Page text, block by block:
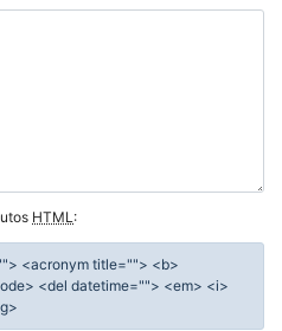
HTML:
<acronym title=""> <b>
<del datetime=""> <em> <i>